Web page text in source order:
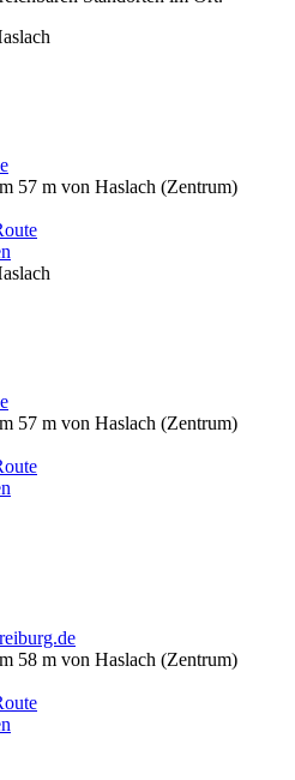
57 m von Haslach (Zentrum)
57 m von Haslach (Zentrum)
58 m von Haslach (Zentrum)